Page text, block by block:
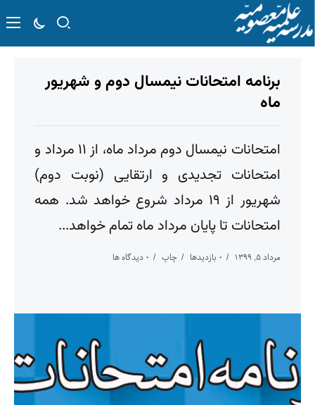
برنامه امتحانات نیمسال دوم و شهریور
ماه
امتحانات نیمسال دوم مرداد ماه، از ۱۱ مرداد و
امتحانات تجدیدی و ارتقایی (نوبت دوم)
شهریور از ۱۹ مرداد شروع خواهد شد. همه
امتحانات تا پایان مرداد ماه تمام خواهد...
مرداد ۵, ۱۳۹۹ ۰ بازدیدها چاپ ۰ دیدگاه ها